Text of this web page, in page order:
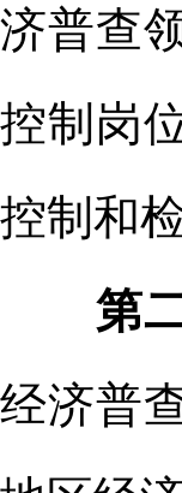
济普查
控制岗
控制和
第
经济普